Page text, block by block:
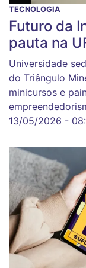
TECNOLOGIA
Futuro da
pauta na
Universidade
do Triângulo
minicursos e
13/05/2026 -